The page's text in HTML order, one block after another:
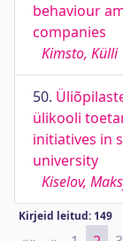
behaviour
companies
Kimsto, Külli
50.
ülikooli
initiatives in
university
Kiselov,
Kirjeid leitud: 149